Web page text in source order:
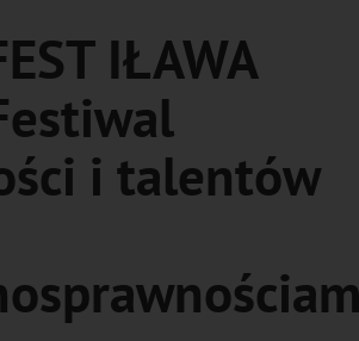
IŁAWA
i talentów